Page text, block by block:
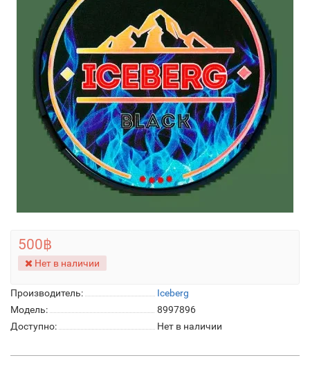
Производитель:
Iceberg
Модель:
8997896
Доступно:
Нет в наличии
500฿
Нет в наличии